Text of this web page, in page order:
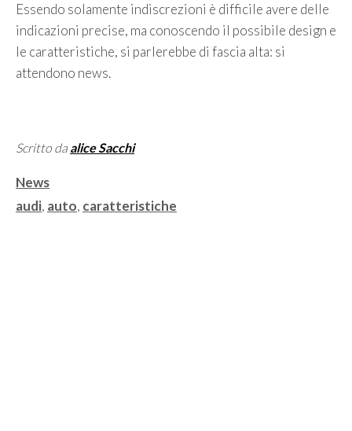
Essendo solamente indiscrezioni è difficile avere delle
indicazioni precise, ma conoscendo il possibile design e
le caratteristiche, si parlerebbe di fascia alta: si
attendono news.
Scritto da alice Sacchi
Categorie
News
Tag
audi, auto, caratteristiche